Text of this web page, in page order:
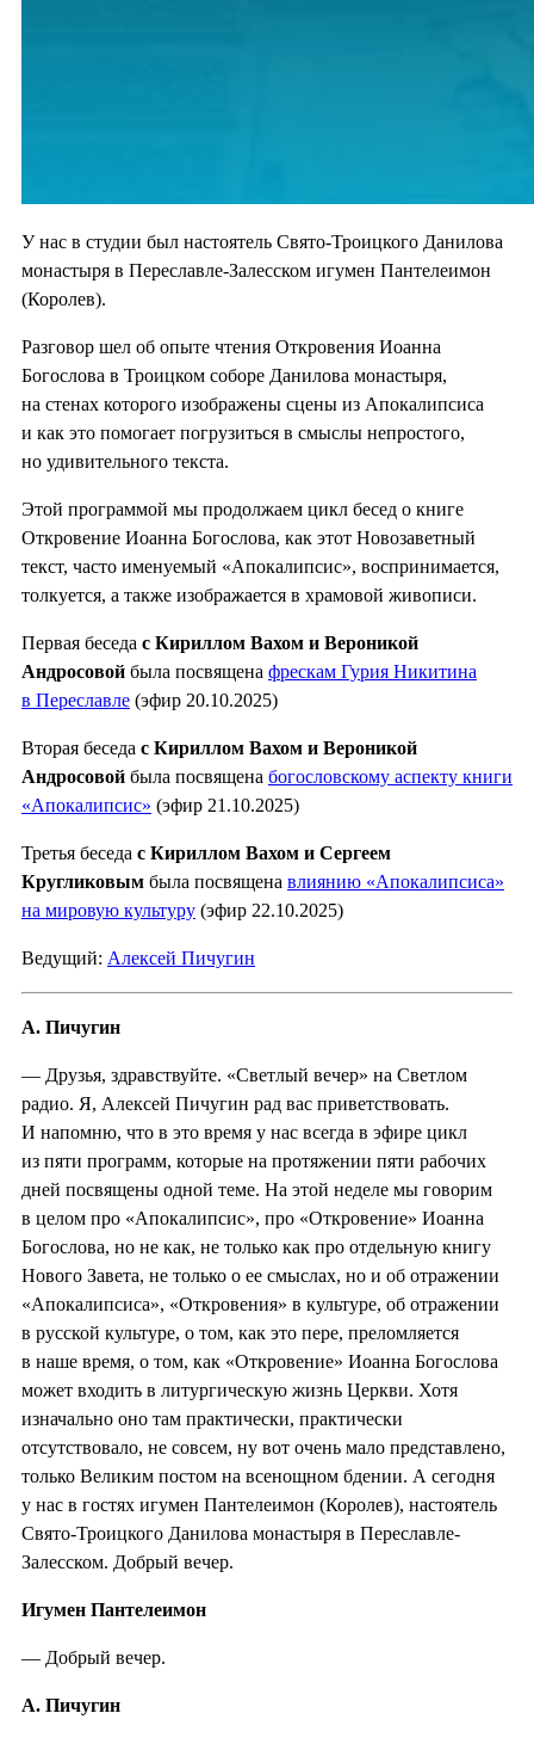
У нас в студии был настоятель Свято-Троицкого Данилова
монастыря в Переславле-Залесском игумен Пантелеимон
(Королев).
Разговор шел об опыте чтения Откровения Иоанна
Богослова в Троицком соборе Данилова монастыря,
на стенах которого изображены сцены из Апокалипсиса
и как это помогает погрузиться в смыслы непростого,
но удивительного текста.
Этой программой мы продолжаем цикл бесед о книге
Откровение Иоанна Богослова, как этот Новозаветный
текст, часто именуемый «Апокалипсис», воспринимается,
толкуется, а также изображается в храмовой живописи.
Первая беседа с Кириллом Вахом и Вероникой
Андросовой была посвящена фрескам Гурия Никитина
в Переславле (эфир 20.10.2025)
Вторая беседа с Кириллом Вахом и Вероникой
Андросовой была посвящена богословскому аспекту книги
«Апокалипсис» (эфир 21.10.2025)
Третья беседа с Кириллом Вахом и Сергеем
Кругликовым была посвящена влиянию «Апокалипсиса»
на мировую культуру (эфир 22.10.2025)
Ведущий: Алексей Пичугин
А. Пичугин
— Друзья, здравствуйте. «Светлый вечер» на Светлом
радио. Я, Алексей Пичугин рад вас приветствовать.
И напомню, что в это время у нас всегда в эфире цикл
из пяти программ, которые на протяжении пяти рабочих
дней посвящены одной теме. На этой неделе мы говорим
в целом про «Апокалипсис», про «Откровение» Иоанна
Богослова, но не как, не только как про отдельную книгу
Нового Завета, не только о ее смыслах, но и об отражении
«Апокалипсиса», «Откровения» в культуре, об отражении
в русской культуре, о том, как это пере, преломляется
в наше время, о том, как «Откровение» Иоанна Богослова
может входить в литургическую жизнь Церкви. Хотя
изначально оно там практически, практически
отсутствовало, не совсем, ну вот очень мало представлено,
только Великим постом на всенощном бдении. А сегодня
у нас в гостях игумен Пантелеимон (Королев), настоятель
Свято-Троицкого Данилова монастыря в Переславле-
Залесском. Добрый вечер.
Игумен Пантелеимон
— Добрый вечер.
А. Пичугин